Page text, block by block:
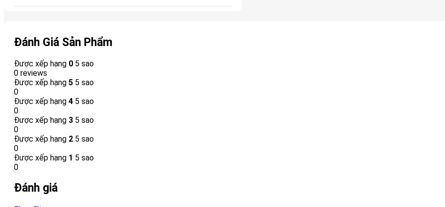
Đánh Giá Sản Phẩm
Được xếp hạng 0 5 sao
0 reviews
Được xếp hạng 5 5 sao
0
Được xếp hạng 4 5 sao
0
Được xếp hạng 3 5 sao
0
Được xếp hạng 2 5 sao
0
Được xếp hạng 1 5 sao
0
Đánh giá